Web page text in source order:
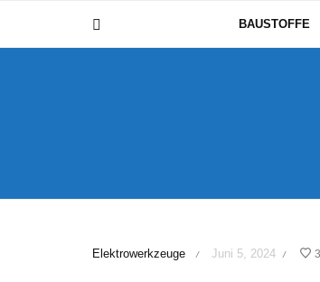
BAUSTOFFE
Elektrowerkzeuge / Juni 5, 2024 /